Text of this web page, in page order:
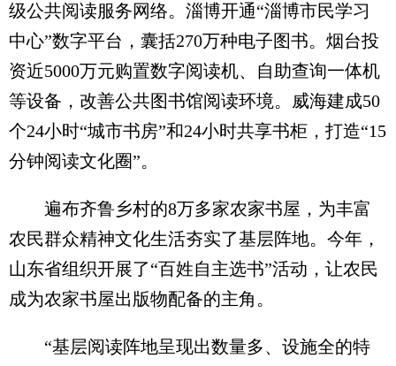
级公共阅读服务网络。淄博开通“淄博市民学习
中心”数字平台，囊括270万种电子图书。烟台投
资近5000万元购置数字阅读机、自助查询一体机
等设备，改善公共图书馆阅读环境。威海建成50
个24小时“城市书房”和24小时共享书柜，打造“15
分钟阅读文化圈”。
遍布齐鲁乡村的8万多家农家书屋，为丰富
农民群众精神文化生活夯实了基层阵地。今年，
山东省组织开展了“百姓自主选书”活动，让农民
成为农家书屋出版物配备的主角。
“基层阅读阵地呈现出数量多、设施全的特